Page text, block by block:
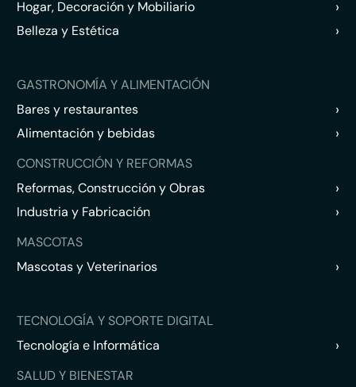
Hogar, Decoración y Mobiliario ›
Belleza y Estética ›
GASTRONOMÍA Y ALIMENTACIÓN
Bares y restaurantes
›
Alimentación y bebidas ›
CONSTRUCCIÓN Y REFORMAS
Reformas, Construcción y Obras
›
Industria y Fabricación ›
MASCOTAS
Mascotas y Veterinarios
›
TECNOLOGÍA Y SOPORTE DIGITAL
Tecnología e Informática
›
SALUD Y BIENESTAR